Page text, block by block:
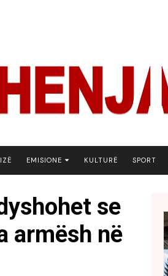
EMISIONE
BOTA NE FOKUS
EKONOMIKS
KULTURË SPORT
se
armësh në